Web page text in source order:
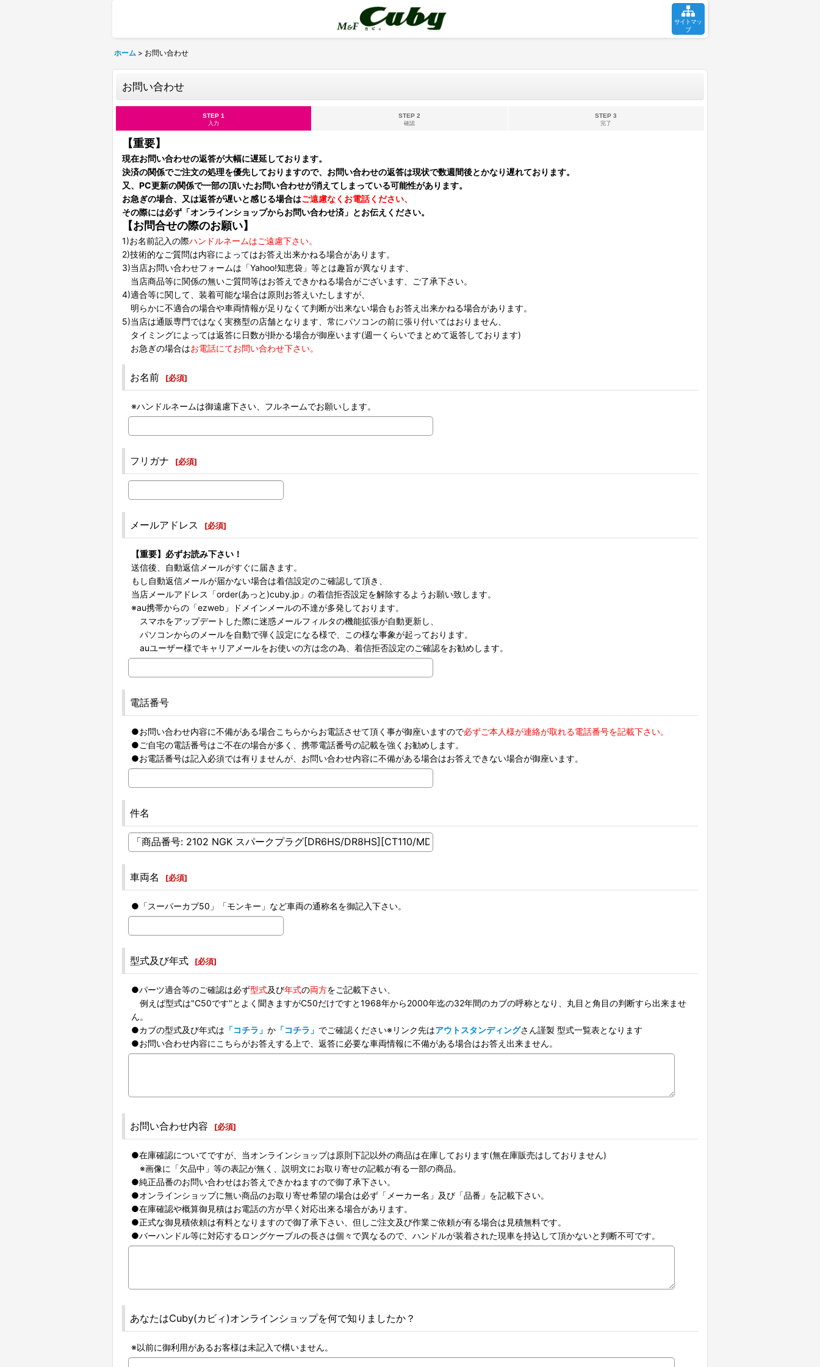
サイトマッ
プ
ホーム > お問い合わせ
お問い合わせ
STEP 1
入力
STEP 2
確認
STEP 3
完了
【重要】
現在お問い合わせの返答が大幅に遅延しております。
決済の関係でご注文の処理を優先しておりますので、お問い合わせの返答は現状で数週間後とかなり遅れております。
又、PC更新の関係で一部の頂いたお問い合わせが消えてしまっている可能性があります。
お急ぎの場合、又は返答が遅いと感じる場合はご遠慮なくお電話ください、
その際には必ず「オンラインショップからお問い合わせ済」とお伝えください。
【お問合せの際のお願い】
1)お名前記入の際ハンドルネームはご遠慮下さい。
2)技術的なご質問は内容によってはお答え出来かねる場合があります。
3)当店お問い合わせフォームは「Yahoo!知恵袋」等とは趣旨が異なります、
当店商品等に関係の無いご質問等はお答えできかねる場合がございます、ご了承下さい。
4)適合等に関して、装着可能な場合は原則お答えいたしますが、
明らかに不適合の場合や車両情報が足りなくて判断が出来ない場合もお答え出来かねる場合があります。
5)当店は通販専門ではなく実務型の店舗となります、常にパソコンの前に張り付いてはおりません、
タイミングによっては返答に日数が掛かる場合が御座います(週一くらいでまとめて返答しております)
お急ぎの場合はお電話にてお問い合わせ下さい。
お名前 [必須]
※ハンドルネームは御遠慮下さい、フルネームでお願いします。
フリガナ [必須]
メールアドレス [必須]
【重要】必ずお読み下さい！
送信後、自動返信メールがすぐに届きます。
もし自動返信メールが届かない場合は着信設定のご確認して頂き、
当店メールアドレス「order(あっと)cuby.jp」の着信拒否設定を解除するようお願い致します。
※au携帯からの「ezweb」ドメインメールの不達が多発しております。
スマホをアップデートした際に迷惑メールフィルタの機能拡張が自動更新し、
パソコンからのメールを自動で弾く設定になる様で、この様な事象が起っております。
auユーザー様でキャリアメールをお使いの方は念の為、着信拒否設定のご確認をお勧めします。
電話番号
●お問い合わせ内容に不備がある場合こちらからお電話させて頂く事が御座いますので必ずご本人様が連絡が取れる電話番号を記載下さい。
●ご自宅の電話番号はご不在の場合が多く、携帯電話番号の記載を強くお勧めします。
●お電話番号は記入必須では有りませんが、お問い合わせ内容に不備がある場合はお答えできない場合が御座います。
件名
車両名 [必須]
●「スーパーカブ50」「モンキー」など車両の通称名を御記入下さい。
型式及び年式 [必須]
●パーツ適合等のご確認は必ず型式及び年式の両方をご記載下さい、
例えば型式は"C50です"とよく聞きますがC50だけですと1968年から2000年迄の32年間のカブの呼称となり、丸目と角目の判断すら出来ませ
ん。
●カブの型式及び年式は 「コチラ」 か 「コチラ」 でご確認ください※リンク先はアウトスタンディングさん謹製 型式一覧表となります
●お問い合わせ内容にこちらがお答えする上で、返答に必要な車両情報に不備がある場合はお答え出来ません。
お問い合わせ内容 [必須]
●在庫確認についてですが、当オンラインショップは原則下記以外の商品は在庫しております(無在庫販売はしておりません)
※画像に「欠品中」等の表記が無く、説明文にお取り寄せの記載が有る一部の商品。
●純正品番のお問い合わせはお答えできかねますので御了承下さい。
●オンラインショップに無い商品のお取り寄せ希望の場合は必ず「メーカー名」及び「品番」を記載下さい。
●在庫確認や概算御見積はお電話の方が早く対応出来る場合があります。
●正式な御見積依頼は有料となりますので御了承下さい、但しご注文及び作業ご依頼が有る場合は見積無料です。
●バーハンドル等に対応するロングケーブルの長さは個々で異なるので、ハンドルが装着された現車を持込して頂かないと判断不可です。
あなたはCuby(カビィ)オンラインショップを何で知りましたか？
※以前に御利用があるお客様は未記入で構いません。